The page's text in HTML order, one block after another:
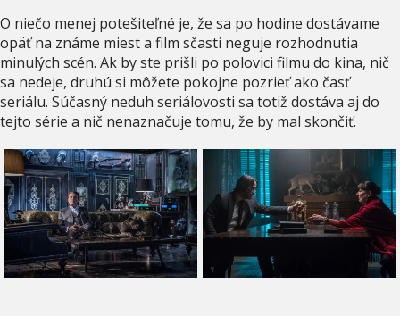
O niečo menej potešiteľné je, že sa po hodine dostávame
opäť na známe miest a film sčasti neguje rozhodnutia
minulých scén. Ak by ste prišli po polovici filmu do kina, nič
sa nedeje, druhú si môžete pokojne pozrieť ako časť
seriálu. Súčasný neduh seriálovosti sa totiž dostáva aj do
tejto série a nič nenaznačuje tomu, že by mal skončiť.